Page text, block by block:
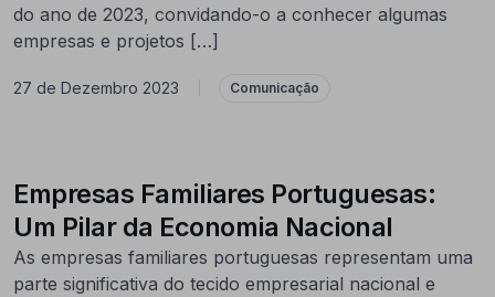
do ano de 2023, convidando-o a conhecer algumas
empresas e projetos […]
27 de Dezembro 2023 Comunicação
Empresas Familiares Portuguesas:
Um Pilar da Economia Nacional
As empresas familiares portuguesas representam uma
parte significativa do tecido empresarial nacional e